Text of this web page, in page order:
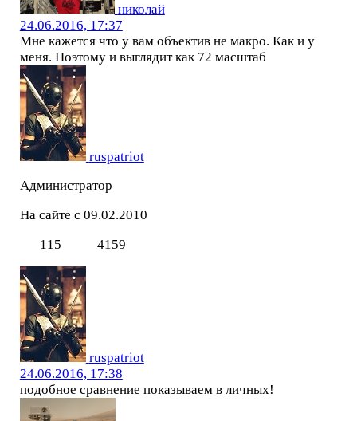
николай
24.06.2016, 17:37
Мне кажется что у вам объектив не макро. Как и у
меня. Поэтому и выглядит как 72 масштаб
ruspatriot
Администратор
На сайте с 09.02.2010
115
4159
ruspatriot
24.06.2016, 17:38
подобное сравнение показываем в личных!